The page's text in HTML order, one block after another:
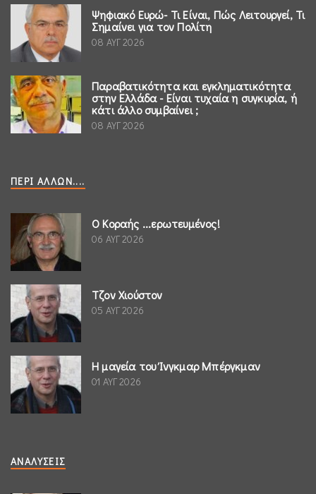
Ψηφιακό Ευρώ- Τι Είναι, Πώς Λειτουργεί, Τι
Σημαίνει για τον Πολίτη
08 ΑΥΓ 2026
Παραβατικότητα και εγκληματικότητα
στην Ελλάδα - Είναι τυχαία η συγκυρία, ή
κάτι άλλο συμβαίνει ;
08 ΑΥΓ 2026
ΠΕΡΊ ΆΛΛΩΝ....
Ο Κοραής ...ερωτευμένος!
06 ΑΥΓ 2026
Τζον Χιούστον
05 ΑΥΓ 2026
Η μαγεία του Ίνγκμαρ Μπέργκμαν
01 ΑΥΓ 2026
ΑΝΑΛΎΣΕΙΣ